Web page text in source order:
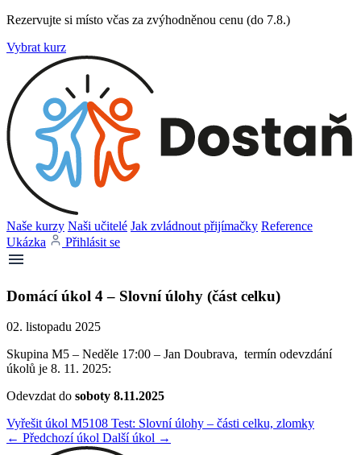
Rezervujte si místo včas za zvýhodněnou cenu (do 7.8.)
Vybrat kurz
Naše kurzy Naši učitelé Jak zvládnout přijímačky Reference
Ukázka
Přihlásit se
Domácí úkol 4 – Slovní úlohy (část celku)
02. listopadu 2025
Skupina M5 – Neděle 17:00 – Jan Doubrava, termín odevzdání
úkolů je 8. 11. 2025:
Odevzdat do soboty 8.11.2025
Vyřešit úkol M5108 Test: Slovní úlohy – části celku, zlomky
← Předchozí úkol Další úkol →